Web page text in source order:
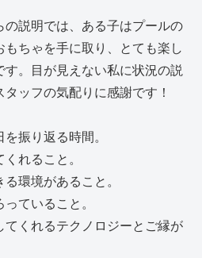
説明では、ある子はプールの
ちゃを手に取り、とても楽し
。目が見えない私に状況の説
ッフの気配りに感謝です！
振り返る時間。
れること。
環境があること。
ていること。
くれるテクノロジーとご縁が